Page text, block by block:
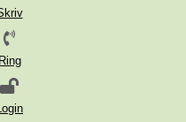
Ring